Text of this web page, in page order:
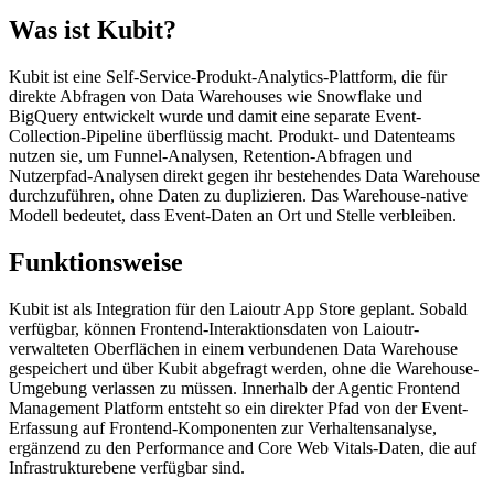
Was ist Kubit?
Kubit ist eine Self-Service-Produkt-Analytics-Plattform, die für
direkte Abfragen von Data Warehouses wie Snowflake und
BigQuery entwickelt wurde und damit eine separate Event-
Collection-Pipeline überflüssig macht. Produkt- und Datenteams
nutzen sie, um Funnel-Analysen, Retention-Abfragen und
Nutzerpfad-Analysen direkt gegen ihr bestehendes Data Warehouse
durchzuführen, ohne Daten zu duplizieren. Das Warehouse-native
Modell bedeutet, dass Event-Daten an Ort und Stelle verbleiben.
Funktionsweise
Kubit ist als Integration für den Laioutr App Store geplant. Sobald
verfügbar, können Frontend-Interaktionsdaten von Laioutr-
verwalteten Oberflächen in einem verbundenen Data Warehouse
gespeichert und über Kubit abgefragt werden, ohne die Warehouse-
Umgebung verlassen zu müssen. Innerhalb der Agentic Frontend
Management Platform entsteht so ein direkter Pfad von der Event-
Erfassung auf Frontend-Komponenten zur Verhaltensanalyse,
ergänzend zu den Performance and Core Web Vitals-Daten, die auf
Infrastrukturebene verfügbar sind.